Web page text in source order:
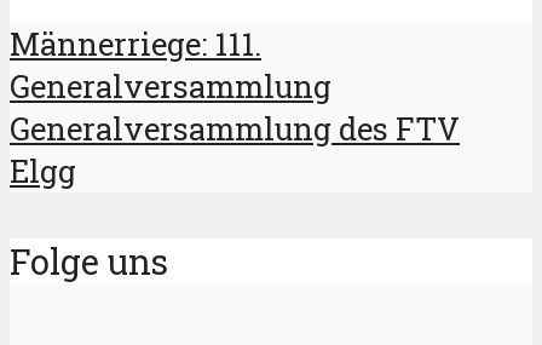
Männerriege: 111.
Generalversammlung
Generalversammlung des FTV
Elgg
Folge uns